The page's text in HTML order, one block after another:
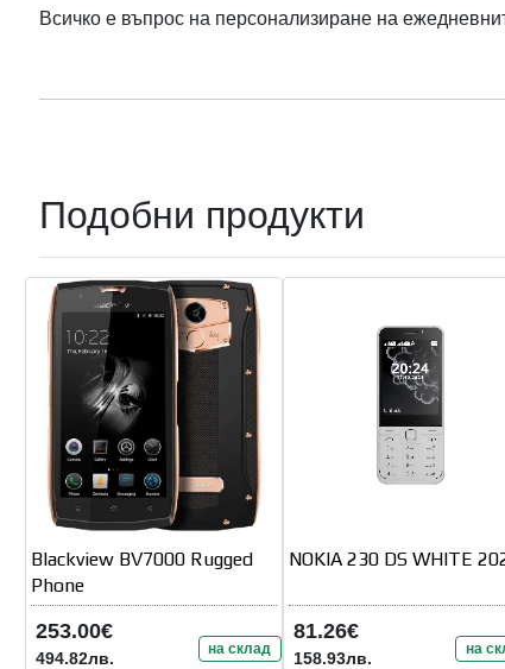
Всичко е въпрос на персонализиране на
Подобни продукти
Blackview BV7000 Rugged
Phone
253.00€
494.82лв. на склад
NOKIA 230 DS WHITE
81.26€
158.93лв. на